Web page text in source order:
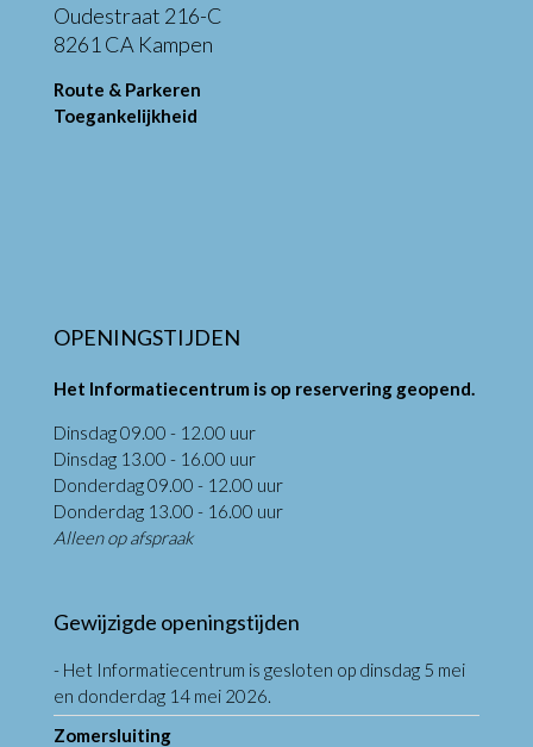
Oudestraat 216-C
8261 CA Kampen
Route & Parkeren
Toegankelijkheid
OPENINGSTIJDEN
Het Informatiecentrum is op reservering geopend.
Dinsdag 09.00 - 12.00 uur
Dinsdag 13.00 - 16.00 uur
Donderdag 09.00 - 12.00 uur
Donderdag 13.00 - 16.00 uur
Alleen op afspraak
Gewijzigde openingstijden
- Het Informatiecentrum is gesloten op dinsdag 5 mei
en donderdag 14 mei 2026.
Zomersluiting